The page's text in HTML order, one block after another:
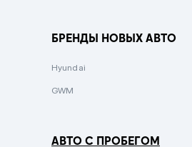
Зеленый металлик
БРЕНДЫ НОВЫХ АВТО
Hyundai
GWM
АВТО С ПРОБЕГОМ